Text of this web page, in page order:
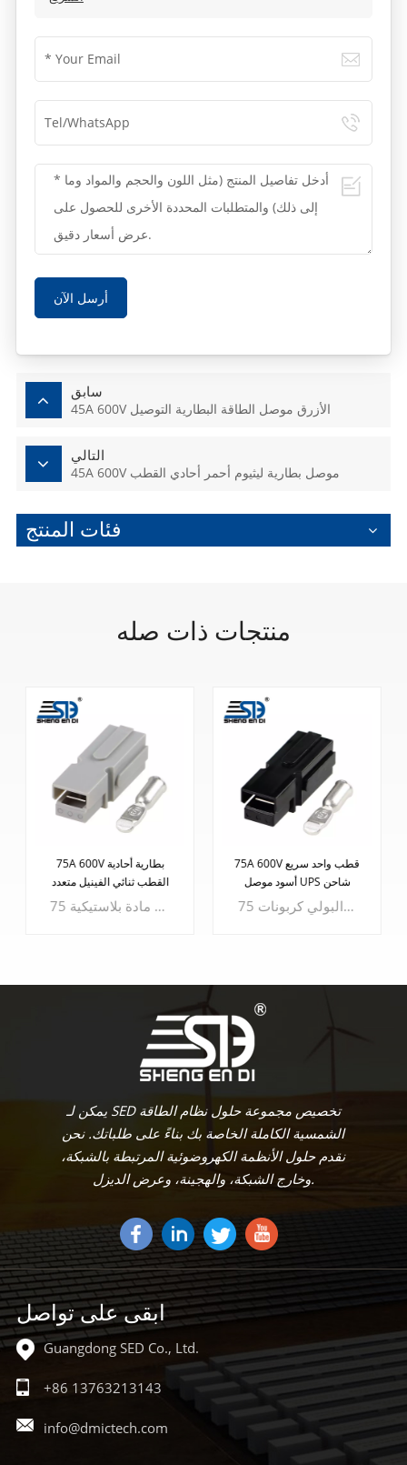
أرسل الآن
سابق
45A 600V الأزرق موصل الطاقة البطارية التوصيل
التالي
45A 600V موصل بطارية ليثيوم أحمر أحادي القطب
فئات المنتج
منتجات ذات صله
75A 600V قطب واحد سريع
أسود موصل UPS شاحن
75 أمبير 600 فولت أسود موصل طاقة متنقل أحادي القطب - مصنوع من البلاستيك المتين/مادة البولي كربونات UL94V-0، هذا الموصل يتميز بالموثوقية والأمان. تضمن أطراف الاتصال النحاسية الأرجوانية المطلية بالفضة التوصيل الأمثل، مما يجعلها مثالية للعمليات عالية التردد. مع التطبيقات التي تمتد من مصادر الطاقة والإعدادات الخارجية إلى السيارات الكهربائية وحلول الطاقة والمعدات الطبية والتطبيقات الصناعية وحتى المساعي العسكرية، يعد هذا الموصل متعدد المهام حقًا.
75A 600V أصفر أحادي
القطب بطارية ليثيوم شحن
المكونات
تم تصميم موصل البطارية أحادي القطب 75A 600V لمجموعة واسعة من التطبيقات، بما في ذلك شحن وتفريغ بطارية الليثيوم، وعمليات بطارية الطاقة الجديدة، وشحن وتفريغ مصدر الطاقة العالية، وعمليات الشحن عالية الطاقة، والعديد من التطبيقات الصناعية عالية الطاقة.
يتعلم أكثر
يمكن لـ SED تخصيص مجموعة حلول نظام الطاقة
الشمسية الكاملة الخاصة بك بناءً على طلباتك. نحن
نقدم حلول الأنظمة الكهروضوئية المرتبطة بالشبكة،
وخارج الشبكة، والهجينة، وعرض الديزل.
ابقى على تواصل
Guangdong SED Co., Ltd.
+86 13763213143
info@dmictech.com